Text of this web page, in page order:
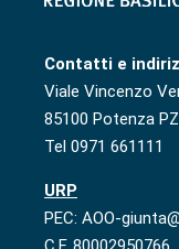
Contatti e
Viale Vincenzo
85100 Potenza PZ
Tel 0971 661111
URP
PEC: AOO-